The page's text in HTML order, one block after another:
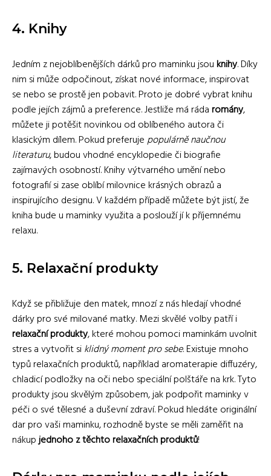
4. Knihy
Jedním z nejoblíbenějších dárků pro maminku jsouknihy. Díky
nim si může odpočinout, získat nové informace, inspirovat
se nebo se prostě jen pobavit. Proto je dobré vybrat knihu
podle jejích zájmů a preference. Jestliže má rádaromány,
můžete ji potěšit novinkou od oblíbeného autora či
klasickým dílem. Pokud preferujepopulárně naučnou
literaturu, budou vhodné encyklopedie či biografie
zajímavých osobností. Knihy výtvarného umění nebo
fotografií si zase oblíbí milovnice krásných obrazů a
inspirujícího designu. V každém případě můžete být jistí, že
kniha bude u maminky využita a poslouží jí k příjemnému
relaxu.
5. Relaxační produkty
Když se přibližuje den matek, mnozí z nás hledají vhodné
dárky pro své milované matky. Mezi skvělé volby patří i
relaxační produkty, které mohou pomoci maminkám uvolnit
stres a vytvořit siklidný moment pro sebe. Existuje mnoho
typů relaxačních produktů, například aromaterapie diffuzéry,
chladicí podložky na oči nebo speciální polštáře na krk. Tyto
produkty jsou skvělým způsobem, jak podpořit maminky v
péči o své tělesné a duševní zdraví. Pokud hledáte originální
dar pro vaši maminku, rozhodně byste se měli zaměřit na
nákupjednoho z těchto relaxačních produktů!